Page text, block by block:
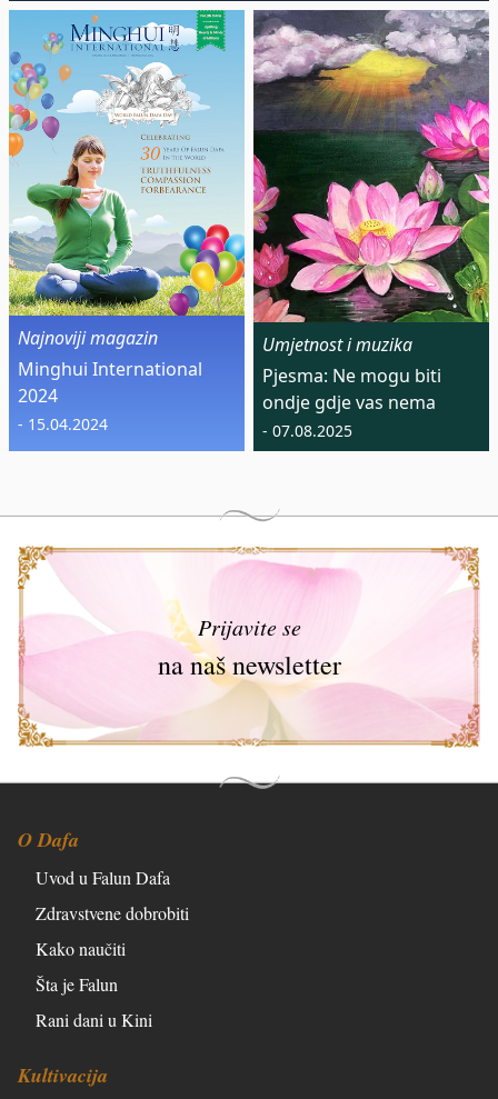
Najnoviji magazin
Minghui International
2024
- 15.04.2024
Umjetnost i muzika
Pjesma: Ne mogu biti
ondje gdje vas nema
- 07.08.2025
Prijavite se
na naš newsletter
O Dafa
Uvod u Falun Dafa
Zdravstvene dobrobiti
Kako naučiti
Šta je Falun
Rani dani u Kini
Kultivacija